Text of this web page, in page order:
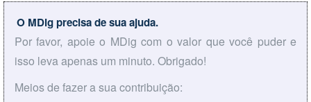
O MDig precisa de sua ajuda.
Por favor, apoie o MDig com o valor que você puder e
isso leva apenas um minuto. Obrigado!
Meios de fazer a sua contribuição: